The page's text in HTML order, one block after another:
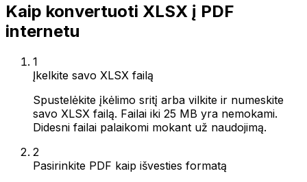
Kaip konvertuoti XLSX į PDF
internetu
1
Įkelkite savo XLSX failą
Spustelėkite įkėlimo sritį arba vilkite ir numeskite
savo XLSX failą. Failai iki 25 MB yra nemokami.
Didesni failai palaikomi mokant už naudojimą.
2
Pasirinkite PDF kaip išvesties formatą